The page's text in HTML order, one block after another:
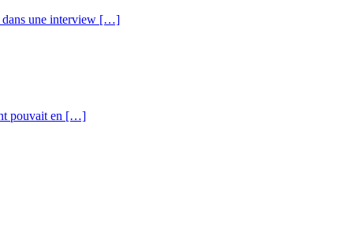
dans une interview […]
pouvait en […]